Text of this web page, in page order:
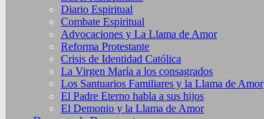
Diario Espiritual
Combate Espiritual
Advocaciones y La Llama de Amor
Reforma Protestante
Crisis de Identidad Católica
La Virgen María a los consagrados
Los Santuarios Familiares y la Llama de Amor
El Padre Eterno habla a sus hijos
El Demonio y la Llama de Amor